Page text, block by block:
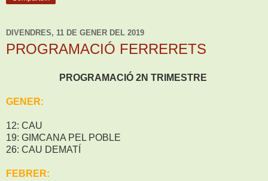
DIVENDRES, 11 DE GENER DEL 2019
PROGRAMACIÓ FERRERETS
PROGRAMACIÓ 2N TRIMESTRE
GENER:
12: CAU
19: GIMCANA PEL POBLE
26: CAU DEMATÍ
FEBRER: